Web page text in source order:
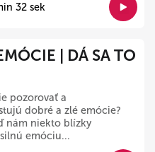
32 sek
| DÁ SA TO
pozorovať a
dobré a zlé emócie?
nám niekto blízky
emóciu...